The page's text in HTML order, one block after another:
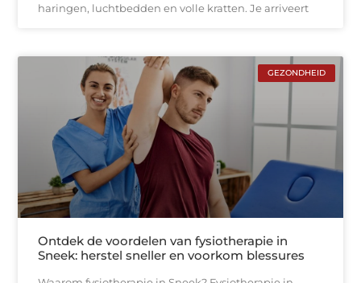
haringen, luchtbedden en volle kratten. Je arriveert
GEZONDHEID
Ontdek de voordelen van fysiotherapie in
Sneek: herstel sneller en voorkom blessures